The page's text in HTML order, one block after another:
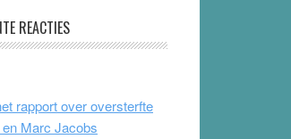
Beek
ermee hun hartslag te
zuurstof opnemen.
geen effect. Maar het
REACTIES
rapport over oversterfte
Marc Jacobs